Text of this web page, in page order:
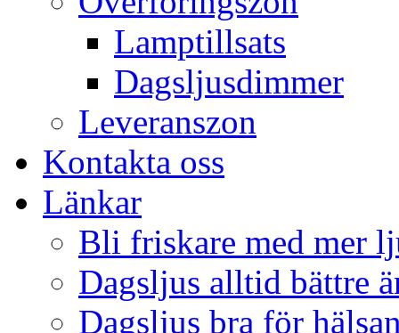
Lamptillsats
Dagsljusdimmer
Leveranszon
Kontakta oss
Länkar
Bli friskare med mer
Dagsljus alltid bättre
Dagsljus bra för